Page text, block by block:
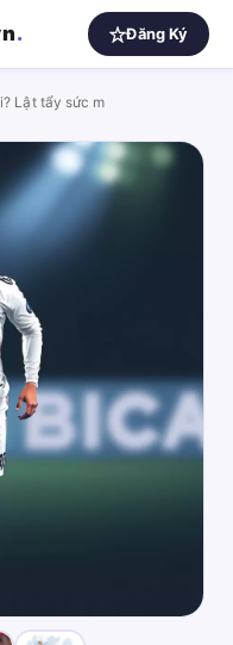
. Đăng Ký
Lật tẩy sức m